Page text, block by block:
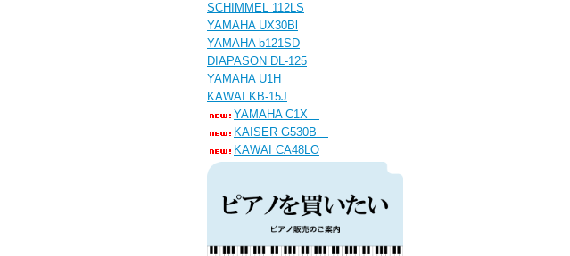
SCHIMMEL 112LS
YAMAHA UX30Bl
YAMAHA b121SD
DIAPASON DL-125
YAMAHA U1H
KAWAI KB-15J
YAMAHA C1X
KAISER G530B
KAWAI CA48LO